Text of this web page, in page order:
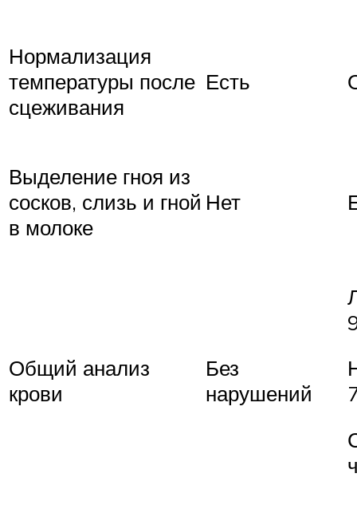
Нормализация
температуры после
сцеживания
Есть
Выделение гноя из
сосков, слизь и гной
в молоке
Нет
Общий анализ
крови
Без
нарушений